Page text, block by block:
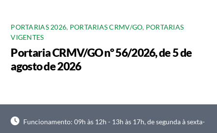
PORTARIAS 2026, PORTARIAS CRMV/GO, PORTARIAS
VIGENTES
Portaria CRMV/GO nº 56/2026, de 5 de
agosto de 2026
Funcionamento: 09h às 12h - 13h às 17h, de segunda à sexta-